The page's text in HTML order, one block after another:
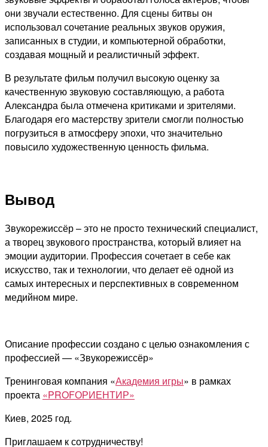
они звучали естественно. Для сцены битвы он
использовал сочетание реальных звуков оружия,
записанных в студии, и компьютерной обработки,
создавая мощный и реалистичный эффект.
В результате фильм получил высокую оценку за
качественную звуковую составляющую, а работа
Александра была отмечена критиками и зрителями.
Благодаря его мастерству зрители смогли полностью
погрузиться в атмосферу эпохи, что значительно
повысило художественную ценность фильма.
Вывод
Звукорежиссёр – это не просто технический специалист,
а творец звукового пространства, который влияет на
эмоции аудитории. Профессия сочетает в себе как
искусство, так и технологии, что делает её одной из
самых интересных и перспективных в современном
медийном мире.
Описание профессии создано с целью ознакомления с
профессией — «Звукорежиссёр»
Тренинговая компания «Академия игры» в рамках
проекта «PROFОРИЕНТИР»
Киев, 2025 год.
Приглашаем к сотрудничеству!